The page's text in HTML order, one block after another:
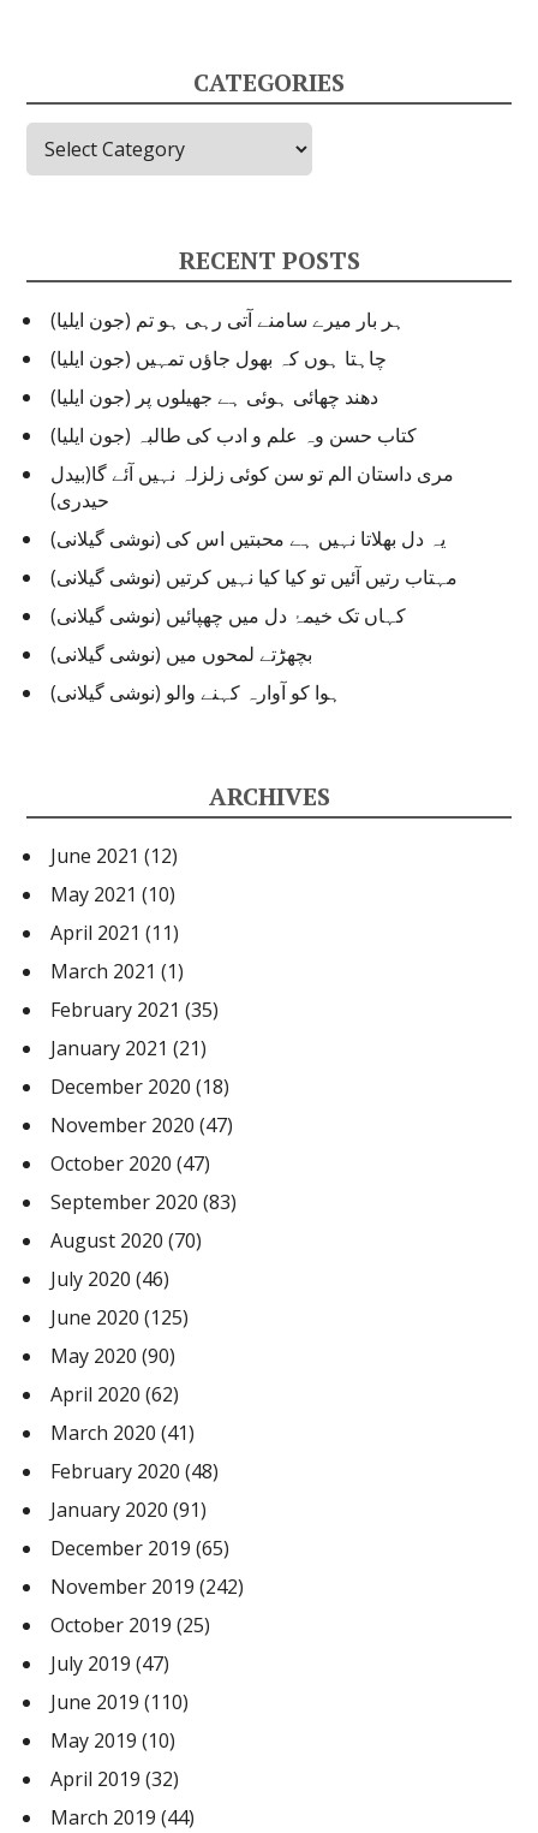
CATEGORIES
Categories
RECENT POSTS
ہر بار میرے سامنے آتی رہی ہو تم (جون ایلیا)
چاہتا ہوں کہ بھول جاؤں تمہیں (جون ایلیا)
دھند چھائی ہوئی ہے جھیلوں پر (جون ایلیا)
کتاب حسن وہ علم و ادب کی طالبہ (جون ایلیا)
مری داستان الم تو سن کوئی زلزلہ نہیں آئے گا(بیدل
حیدری)
یہ دل بھلاتا نہیں ہے محبتیں اس کی (نوشی گیلانی)
مہتاب رتیں آئیں تو کیا کیا نہیں کرتیں (نوشی گیلانی)
کہاں تک خیمۂ دل میں چھپائیں (نوشی گیلانی)
بچھڑتے لمحوں میں (نوشی گیلانی)
ہوا کو آوارہ کہنے والو (نوشی گیلانی)
ARCHIVES
June 2021 (12)
May 2021 (10)
April 2021 (11)
March 2021 (1)
February 2021 (35)
January 2021 (21)
December 2020 (18)
November 2020 (47)
October 2020 (47)
September 2020 (83)
August 2020 (70)
July 2020 (46)
June 2020 (125)
May 2020 (90)
April 2020 (62)
March 2020 (41)
February 2020 (48)
January 2020 (91)
December 2019 (65)
November 2019 (242)
October 2019 (25)
July 2019 (47)
June 2019 (110)
May 2019 (10)
April 2019 (32)
March 2019 (44)